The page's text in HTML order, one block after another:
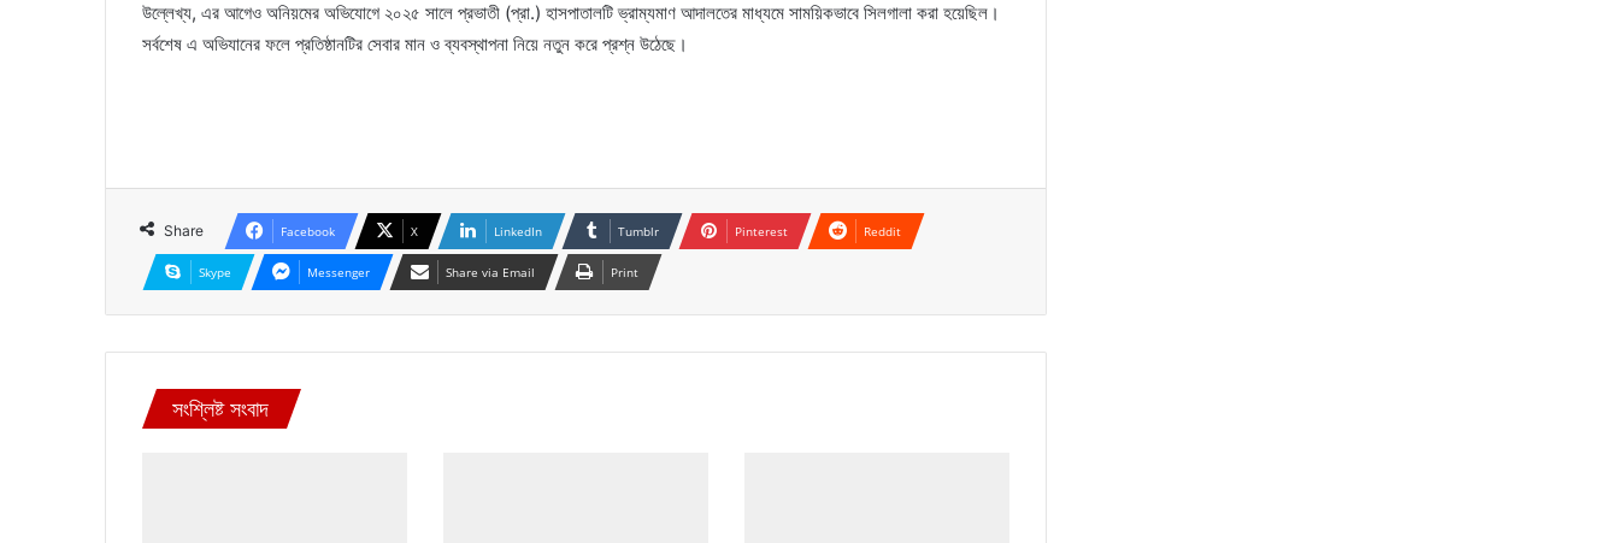
উল্লেখ্য, এর আগেও অনিয়মের অভিযোগে ২০২৫ সালে প্রভাতী (প্রা.) হাসপাতালটি ভ্রাম্যমাণ আদালতের মাধ্যমে সাময়িকভাবে সিলগালা করা হয়েছিল।
সর্বশেষ এ অভিযানের ফলে প্রতিষ্ঠানটির সেবার মান ও ব্যবস্থাপনা নিয়ে নতুন করে প্রশ্ন উঠেছে।
Share Facebook X LinkedIn Tumblr Pinterest Reddit
Skype Messenger Share via Email Print
সংশ্লিষ্ট সংবাদ